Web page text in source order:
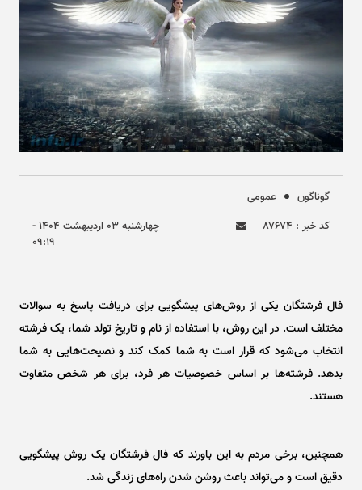
گوناگون
عمومی
کد خبر : ۸۷۶۷۴
چهارشنبه ۰۳ ارديبهشت ۱۴۰۴ -
۰۹:۱۹
فال فرشتگان یکی از روش‌های پیشگویی برای دریافت پاسخ به سوالات
مختلف است. در این روش، با استفاده از نام و تاریخ تولد شما، یک فرشته
انتخاب می‌شود که قرار است به شما کمک کند و نصیحت‌هایی به شما
بدهد. فرشته‌ها بر اساس خصوصیات هر فرد، برای هر شخص متفاوت
هستند. ​
همچنین، برخی مردم به این باورند که فال فرشتگان یک روش پیشگویی
دقیق است و می‌تواند باعث روشن شدن راه‌های زندگی شد.